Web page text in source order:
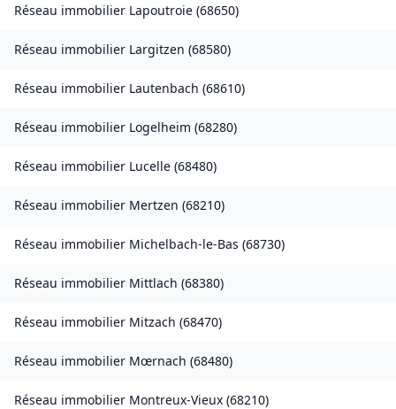
Réseau immobilier Lapoutroie (68650)
Réseau immobilier Largitzen (68580)
Réseau immobilier Lautenbach (68610)
Réseau immobilier Logelheim (68280)
Réseau immobilier Lucelle (68480)
Réseau immobilier Mertzen (68210)
Réseau immobilier Michelbach-le-Bas (68730)
Réseau immobilier Mittlach (68380)
Réseau immobilier Mitzach (68470)
Réseau immobilier Mœrnach (68480)
Réseau immobilier Montreux-Vieux (68210)